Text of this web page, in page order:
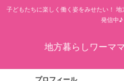
子どもたちに楽しく働く姿をみせたい！
発信中♪
地方暮らしワーマ